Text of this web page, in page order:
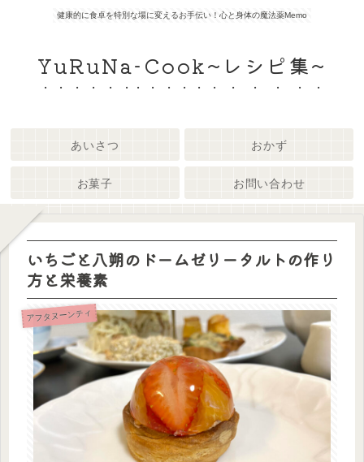
健康的に食卓を特別な場に変えるお手伝い！心と身体の魔法薬Memo
YuRuNa-Cook~レシピ集~
あいさつ おかず
お菓子 お問い合わせ
いちごと八朔のドームゼリータルトの作り
方と栄養素
アフタヌーンティ